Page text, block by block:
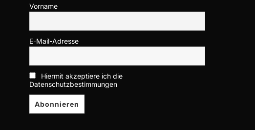
Vorname
E-Mail-Adresse
Hiermit akzeptiere ich die
Datenschutzbestimmungen